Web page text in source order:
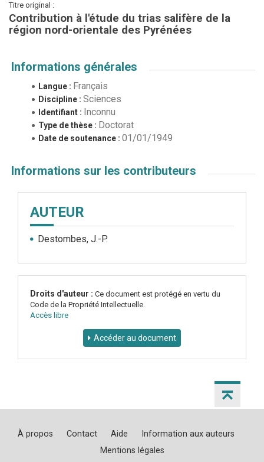
Titre original :
Contribution à l'étude du trias salifère de la
région nord-orientale des Pyrénées
Informations générales
Langue : Français
Discipline : Sciences
Identifiant : Inconnu
Type de thèse : Doctorat
Date de soutenance : 01/01/1949
Informations sur les contributeurs
AUTEUR
Destombes, J.-P.
Droits d'auteur : Ce document est protégé en vertu du
Code de la Propriété Intellectuelle.
Accès libre
Accéder au document
À propos Contact Aide
Information aux auteurs
Mentions légales